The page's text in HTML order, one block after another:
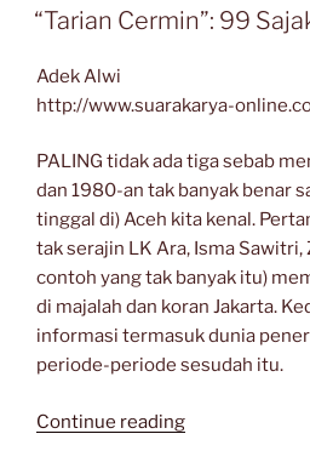
ON
“Tarian Cermin”: 99
Adek Alwi
http://www.suarakarya-
PALING tidak ada tiga sebab
dan 1980-an tak banyak benar
tinggal di) Aceh kita kenal.
tak serajin LK Ara, Isma Sawitri,
contoh yang tak banyak itu)
di majalah dan koran Jakarta.
informasi termasuk dunia
periode-periode sesudah itu.
Continue reading““Tarian